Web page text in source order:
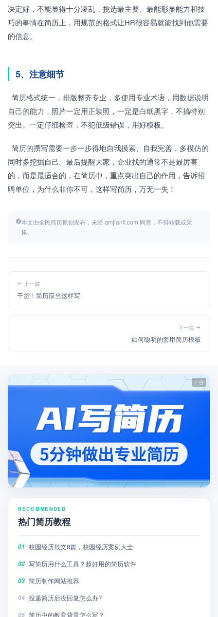
决定好，不能显得十分凌乱，挑选最主要、最能彰显能力和技
巧的事情在简历上，用规范的格式让HR很容易就能找到他需要
的信息。
5、注意细节
自己的能力，照片一定用正装照，一定是白纸黑字，不搞特别
突出。一定仔细检查，不犯低级错误，用好模板。
同时多挖掘自己。最后提醒大家，企业找的通常不是最厉害
的，而是最适合的，在简历中，重点突出自己的作用，告诉招
聘单位，为什么非你不可，这样写简历，万无一失！
本文由全民简历原创发布，未经 qmjianli.com 同意，不得转载或采
集。
上一篇
干货！简历应当这样写
下一篇
如何聪明的套用简历模板
RECOMMENDED
热门简历教程
01 校园经历范文8篇，校园经历案例大全
02 写简历用什么工具？超好用的简历软件
03 简历制作网站推荐
04 投递简历后没回复怎么办?
05 简历中的教育背景怎么写？